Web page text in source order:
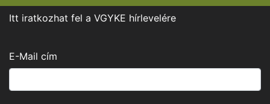
Itt iratkozhat fel a VGYKE hírlevelére
E-Mail cím